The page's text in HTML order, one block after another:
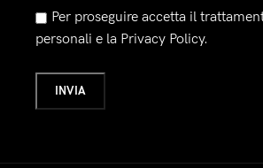
Per proseguire accetta il
personali e la Privacy Policy.